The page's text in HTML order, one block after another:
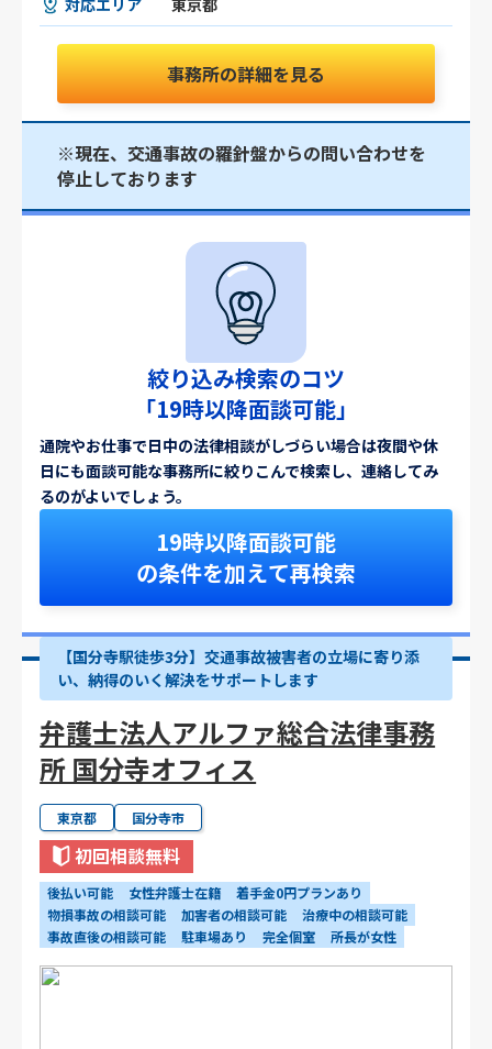
対応エリア 東京都
事務所の詳細を見る
※現在、交通事故の羅針盤からの問い合わせを
停止しております
絞り込み検索のコツ
「19時以降面談可能」
通院やお仕事で日中の法律相談がしづらい場合は夜間や休
日にも面談可能な事務所に絞りこんで検索し、連絡してみ
るのがよいでしょう。
19時以降面談可能
の条件を加えて再検索
【国分寺駅徒歩3分】交通事故被害者の立場に寄り添
い、納得のいく解決をサポートします
弁護士法人アルファ総合法律事務
所 国分寺オフィス
東京都 国分寺市
初回相談無料
後払い可能 女性弁護士在籍
着手金0円プランあり
物損事故の相談可能
加害者の相談可能
治療中の相談可能
事故直後の相談可能
駐車場あり 完全個室 所長が女性